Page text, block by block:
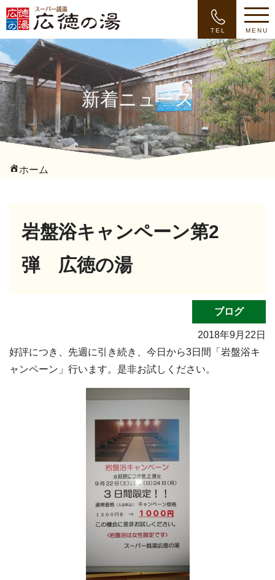
TEL MENU
新着ニュース
ホーム
岩盤浴キャンペーン第2
弾 広徳の湯
ブログ
2018年9月22日
好評につき、先週に引き続き、今日から3日間「岩盤浴キ
ャンペーン」行います。是非お試しください。